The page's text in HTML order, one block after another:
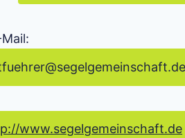
@segelgemeinschaft.de
www.segelgemeinschaft.de